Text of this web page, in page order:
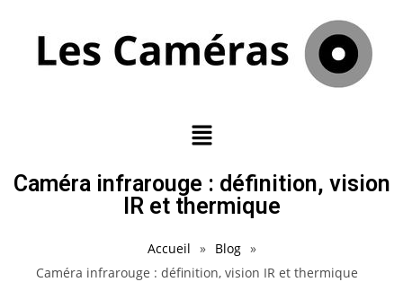
Caméra infrarouge : définition, vision
IR et thermique
Accueil » Blog »
Caméra infrarouge : définition, vision IR et thermique